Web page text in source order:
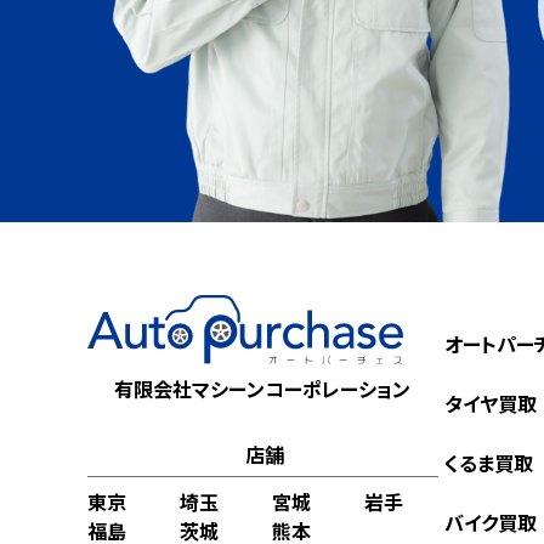
有限会社マシーンコーポレーション
店舗
東京
埼玉 宮城
岩手
福島
茨城 熊本
オートパ
タイヤ買取
くるま買取
バイク買取